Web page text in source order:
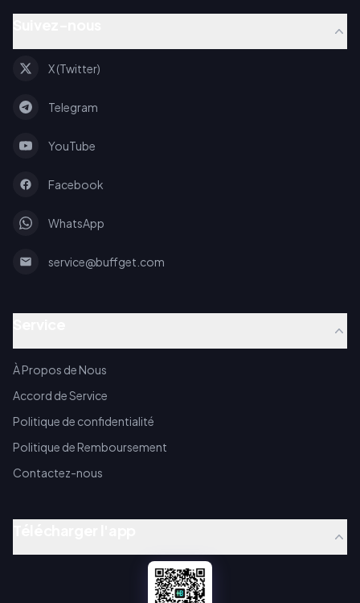
X (Twitter)
Telegram
YouTube
Facebook
WhatsApp
service@buffget.com
À Propos de Nous
Accord de Service
Politique de confidentialité
Politique de Remboursement
Contactez-nous